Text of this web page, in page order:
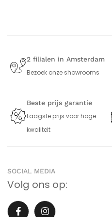
2 filialen in Amsterdam
Bezoek onze showrooms
Beste prijs garantie
Laagste prijs voor hoge
kwaliteit
SOCIAL MEDIA
Volg ons op: